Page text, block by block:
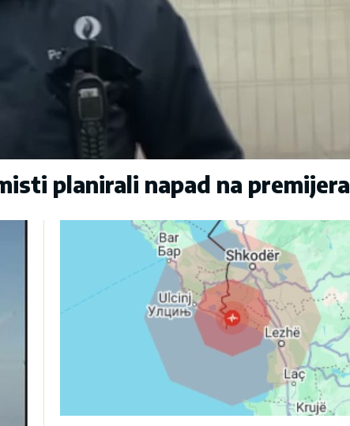
planirali napad na premijera